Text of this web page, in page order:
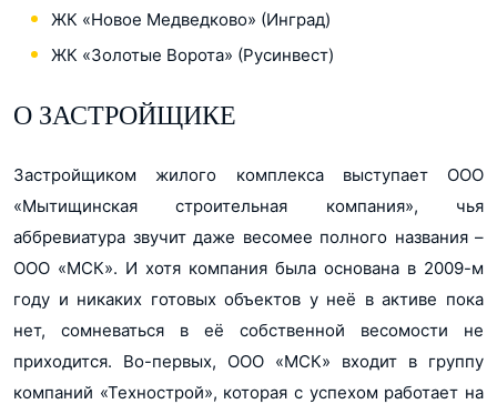
ЖК «Новое Медведково» (Инград)
ЖК «Золотые Ворота» (Русинвест)
О ЗАСТРОЙЩИКЕ
Застройщиком жилого комплекса выступает ООО
«Мытищинская строительная компания», чья
аббревиатура звучит даже весомее полного названия –
ООО «МСК». И хотя компания была основана в 2009-м
году и никаких готовых объектов у неё в активе пока
нет, сомневаться в её собственной весомости не
приходится. Во-первых, ООО «МСК» входит в группу
компаний «Технострой», которая с успехом работает на